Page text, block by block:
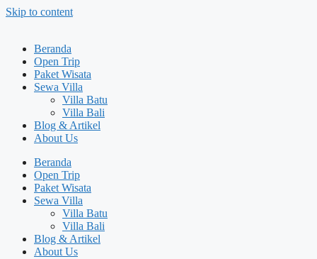
Skip to content
Beranda
Open Trip
Paket Wisata
Sewa Villa
Villa Batu
Villa Bali
Blog & Artikel
About Us
Beranda
Open Trip
Paket Wisata
Sewa Villa
Villa Batu
Villa Bali
Blog & Artikel
About Us